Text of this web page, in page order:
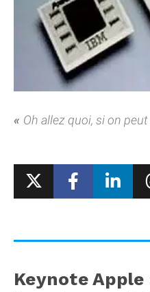
Oh allez quoi, si on
Keynote Apple